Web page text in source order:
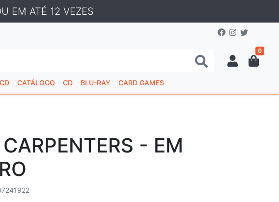
EM ATÉ 12 VEZES
0
CATÁLOGO CD BLU-RAY CARD GAMES
- EM